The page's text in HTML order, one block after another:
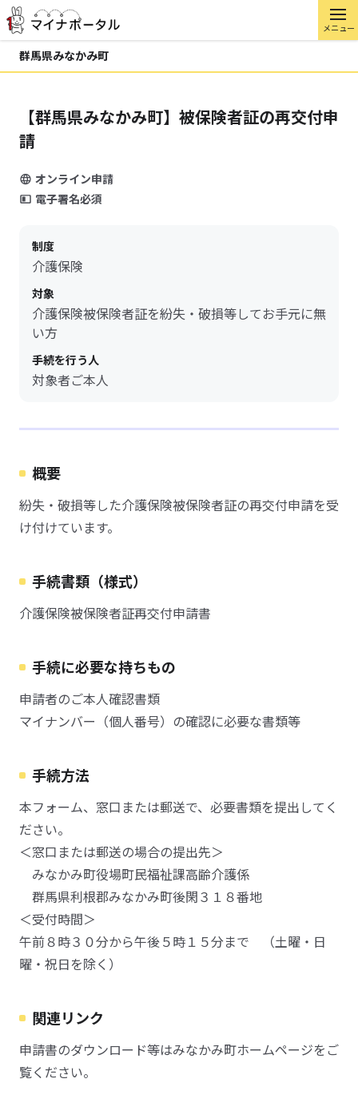
メニュー
群馬県みなかみ町
【群馬県みなかみ町】被保険者証の再交付申
請
オンライン申請
電子署名必須
制度
介護保険
対象
介護保険被保険者証を紛失・破損等してお手元に無
い方
手続を行う人
対象者ご本人
概要
紛失・破損等した介護保険被保険者証の再交付申請を受
け付けています。
手続書類（様式）
介護保険被保険者証再交付申請書
手続に必要な持ちもの
申請者のご本人確認書類
マイナンバー（個人番号）の確認に必要な書類等
手続方法
本フォーム、窓口または郵送で、必要書類を提出してく
ださい。
＜窓口または郵送の場合の提出先＞
みなかみ町役場町民福祉課高齢介護係
群馬県利根郡みなかみ町後閑３１８番地
＜受付時間＞
午前８時３０分から午後５時１５分まで （土曜・日
曜・祝日を除く）
関連リンク
申請書のダウンロード等はみなかみ町ホームページをご
覧ください。